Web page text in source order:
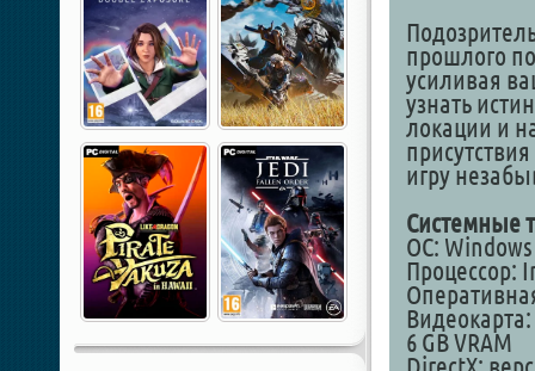
прошлого
усиливая
узнать
локации и
игру
Системные
ОС:
Процессор:
6 GB VRAM